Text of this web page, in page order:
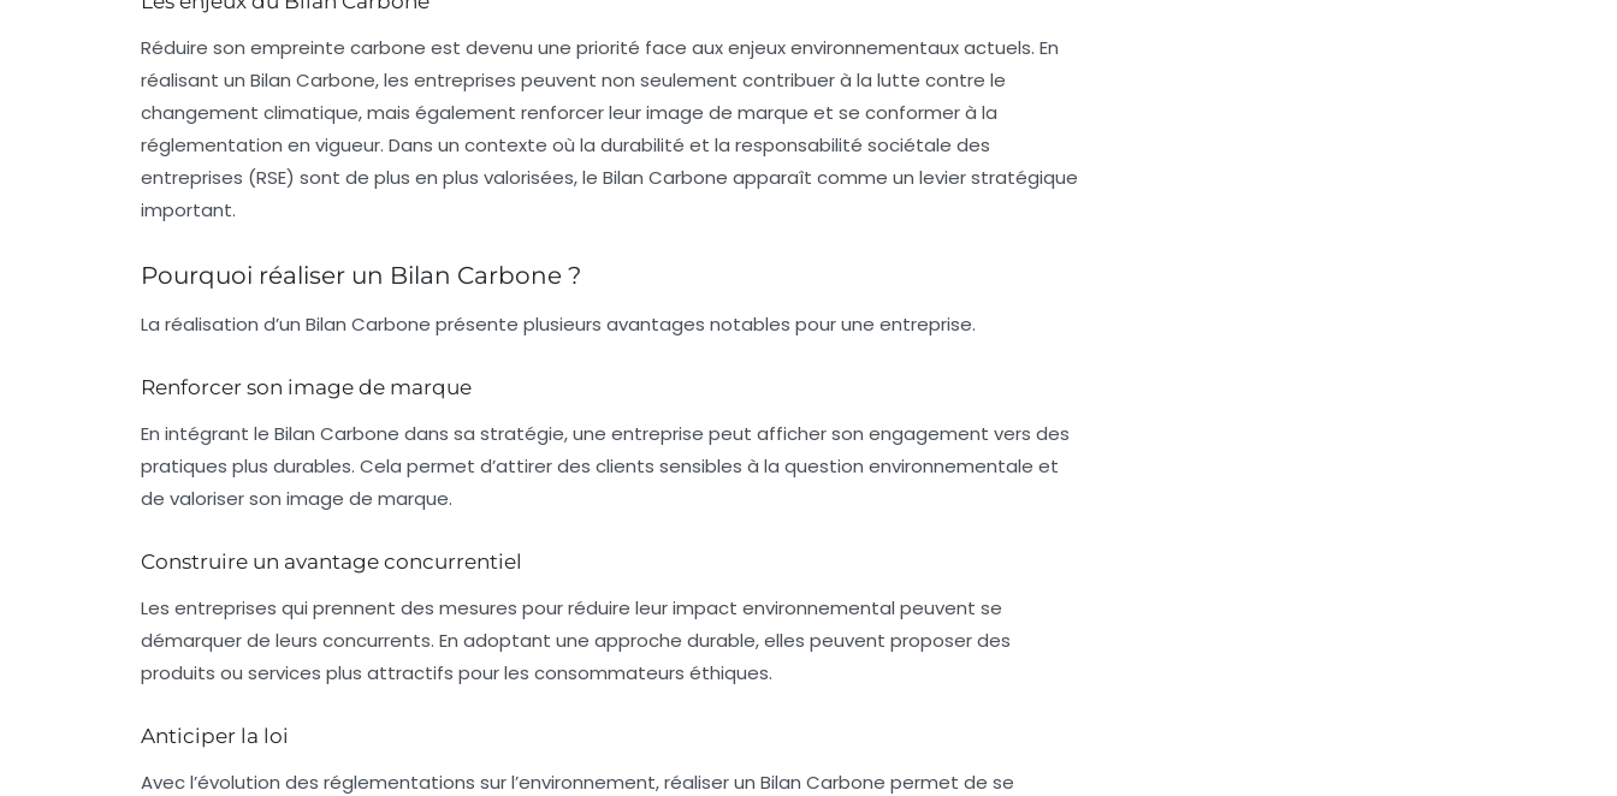
Réduire son empreinte carbone est devenu une priorité face aux enjeux environnementaux actuels. En
réalisant un Bilan Carbone, les entreprises peuvent non seulement contribuer à la lutte contre le
changement climatique, mais également renforcer leur image de marque et se conformer à la
réglementation en vigueur. Dans un contexte où la durabilité et la responsabilité sociétale des
entreprises (RSE) sont de plus en plus valorisées, le Bilan Carbone apparaît comme un levier stratégique
important.
Pourquoi réaliser un Bilan Carbone ?
La réalisation d’un Bilan Carbone présente plusieurs avantages notables pour une entreprise.
Renforcer son image de marque
En intégrant le Bilan Carbone dans sa stratégie, une entreprise peut afficher son engagement vers des
pratiques plus durables. Cela permet d’attirer des clients sensibles à la question environnementale et
de valoriser son image de marque.
Construire un avantage concurrentiel
Les entreprises qui prennent des mesures pour réduire leur impact environnemental peuvent se
démarquer de leurs concurrents. En adoptant une approche durable, elles peuvent proposer des
produits ou services plus attractifs pour les consommateurs éthiques.
Anticiper la loi
Avec l’évolution des réglementations sur l’environnement, réaliser un Bilan Carbone permet de se